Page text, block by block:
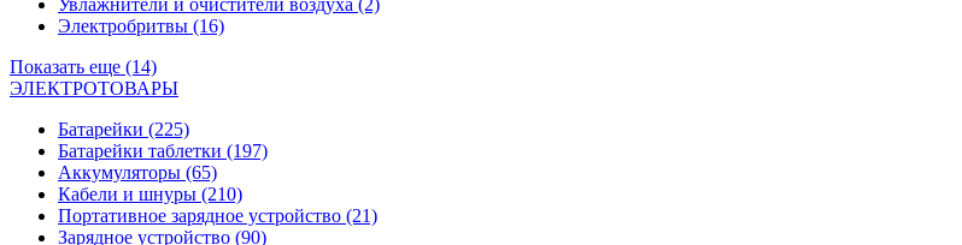
Увлажнители и очистители воздуха (2)
Электробритвы (16)
Показать еще (14)
ЭЛЕКТРОТОВАРЫ
Батарейки (225)
Батарейки таблетки (197)
Аккумуляторы (65)
Кабели и шнуры (210)
Портативное зарядное устройство (21)
Зарядное устройство (90)